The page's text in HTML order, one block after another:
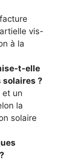
vis-
à la
t-elle
?
et un
la
solaire